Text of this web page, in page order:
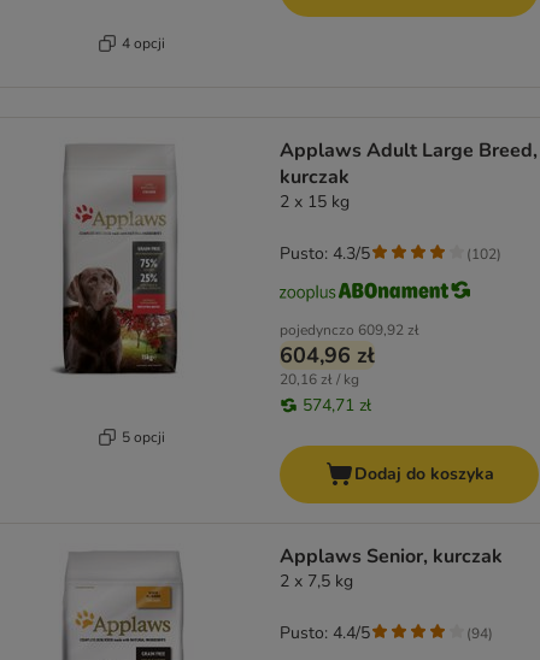
4 opcji
5 opcji
Applaws Adult Large Breed,
kurczak
2 x 15 kg
pojedynczo 609,92 zł
604,96 zł
20,16 zł / kg
574,71 zł
Pusto: 4.3/5 (102)
Dodaj do koszyka
Applaws Senior, kurczak
2 x 7,5 kg
Pusto: 4.4/5 (94)